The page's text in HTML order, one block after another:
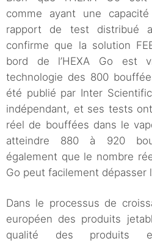
comme ayant une
rapport de test distribué
confirme que la solution
bord de l’HEXA Go est
technologie des 800
été publié par Inter
indépendant, et ses tests
réel de bouffées dans le
atteindre 880 à 920
également que le nombre
Go peut facilement dépasser
Dans le processus de
européen des produits
qualité des produits